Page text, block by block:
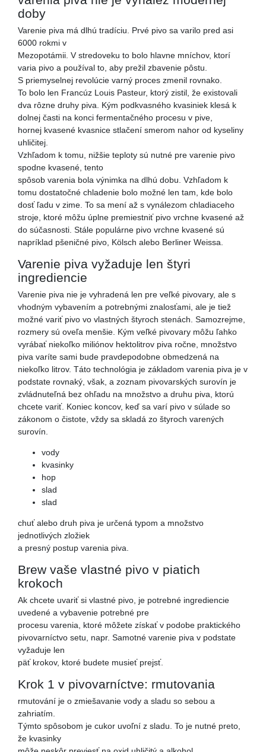
doby
Varenie piva má dlhú tradíciu. Prvé pivo sa varilo pred asi
6000 rokmi v
Mezopotámii. V stredoveku to bolo hlavne mníchov, ktorí
varia pivo a používal to, aby prežil zbavenie pôstu.
S priemyselnej revolúcie varný proces zmenil rovnako.
To bolo len Francúz Louis Pasteur, ktorý zistil, že existovali
dva rôzne druhy piva. Kým podkvasného kvasiniek klesá k
dolnej časti na konci fermentačného procesu v pive,
hornej kvasené kvasnice stlačení smerom nahor od kyseliny
uhličitej.
Vzhľadom k tomu, nižšie teploty sú nutné pre varenie pivo
spodne kvasené, tento
spôsob varenia bola výnimka na dlhú dobu. Vzhľadom k
tomu dostatočné chladenie bolo možné len tam, kde bolo
dosť ľadu v zime. To sa mení až s vynálezom chladiaceho
stroje, ktoré môžu úplne premiestniť pivo vrchne kvasené až
do súčasnosti. Stále populárne pivo vrchne kvasené sú
napríklad pšeničné pivo, Kölsch alebo Berliner Weissa.
Varenie piva vyžaduje len štyri
ingrediencie
Varenie piva nie je vyhradená len pre veľké pivovary, ale s
vhodným vybavením a potrebnými znalosťami, ale je tiež
možné variť pivo vo vlastných štyroch stenách. Samozrejme,
rozmery sú oveľa menšie. Kým veľké pivovary môžu ľahko
vyrábať niekoľko miliónov hektolitrov piva ročne, množstvo
piva varíte sami bude pravdepodobne obmedzená na
niekoľko litrov. Táto technológia je základom varenia piva je v
podstate rovnaký, však, a zoznam pivovarských surovín je
zvládnuteľná bez ohľadu na množstvo a druhu piva, ktorú
chcete variť. Koniec koncov, keď sa varí pivo v súlade so
zákonom o čistote, vždy sa skladá zo štyroch varených
surovín.
vody
kvasinky
hop
slad
slad
chuť alebo druh piva je určená typom a množstvo
jednotlivých zložiek
a presný postup varenia piva.
Brew vaše vlastné pivo v piatich
krokoch
Ak chcete uvariť si vlastné pivo, je potrebné ingrediencie
uvedené a vybavenie potrebné pre
procesu varenia, ktoré môžete získať v podobe praktického
pivovarníctvo setu, napr. Samotné varenie piva v podstate
vyžaduje len
päť krokov, ktoré budete musieť prejsť.
Krok 1 v pivovarníctve: rmutovania
rmutování je o zmiešavanie vody a sladu so sebou a
zahriatím.
Týmto spôsobom je cukor uvoľní z sladu. To je nutné preto,
že kvasinky